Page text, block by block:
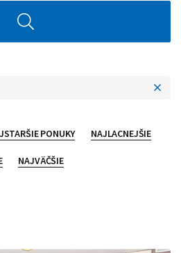
PONUKY NAJLACNEJŠIE
NAJVÄČŠIE